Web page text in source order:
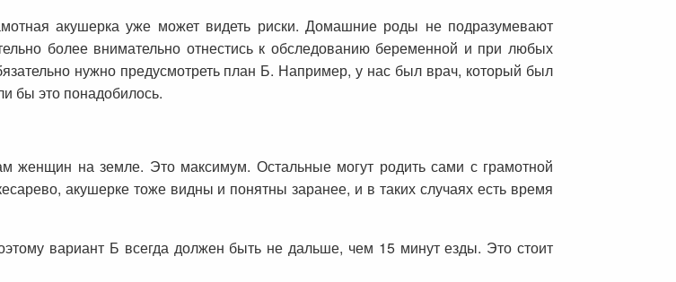
акушерка уже может видеть риски. Домашние роды не подразумевают
более внимательно отнестись к обследованию беременной и при любых
нужно предусмотреть план Б. Например, у нас был врач, который был
бы это понадобилось.
женщин на земле. Это максимум. Остальные могут родить сами с грамотной
акушерке тоже видны и понятны заранее, и в таких случаях есть время
вариант Б всегда должен быть не дальше, чем 15 минут езды. Это стоит